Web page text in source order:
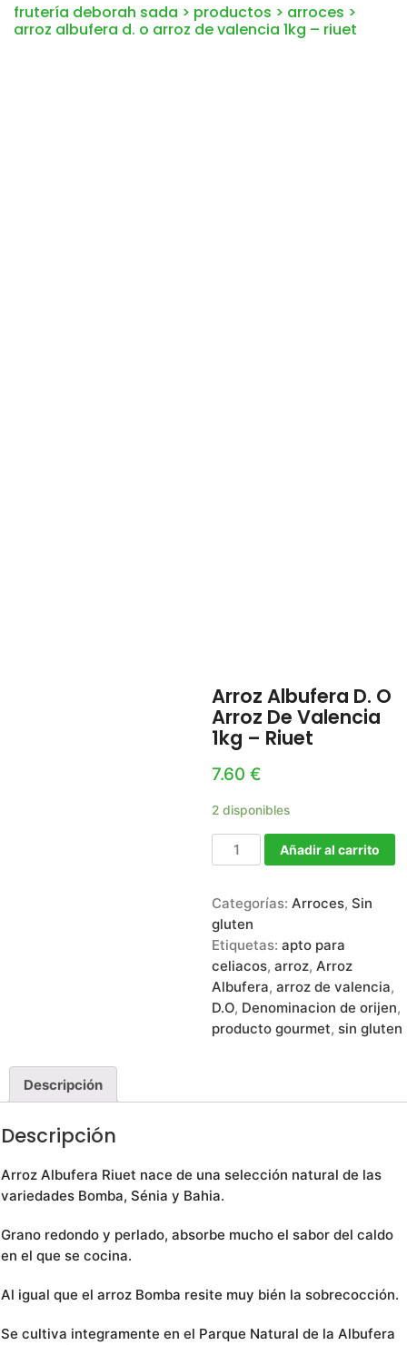
frutería deborah sada > productos > arroces >
arroz albufera d. o arroz de valencia 1kg – riuet
Arroz Albufera D. O
Arroz De Valencia
1kg – Riuet
7.60 €
2 disponibles
Añadir al carrito
Categorías: Arroces, Sin
gluten
Etiquetas: apto para
celiacos, arroz, Arroz
Albufera, arroz de valencia,
D.O, Denominacion de orijen,
producto gourmet, sin gluten
Descripción
Descripción
Arroz Albufera Riuet nace de una selección natural de las
variedades Bomba, Sénia y Bahia.
Grano redondo y perlado, absorbe mucho el sabor del caldo
en el que se cocina.
Al igual que el arroz Bomba resite muy bién la sobrecocción.
Se cultiva integramente en el Parque Natural de la Albufera